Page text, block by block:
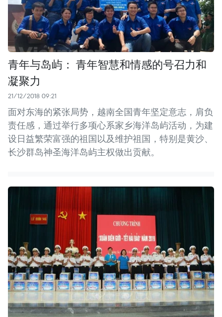
青年与岛屿： 青年智慧和情感的号召力和
凝聚力
21/12/2018 09:21
面对东海的紧张局势，越南全国青年坚定意志，肩负
责任感，通过举行多项心系家乡海洋岛屿活动，为建
设日益繁荣富强的祖国以及维护祖国，特别是黄沙、
长沙群岛神圣海洋岛屿主权做出贡献。